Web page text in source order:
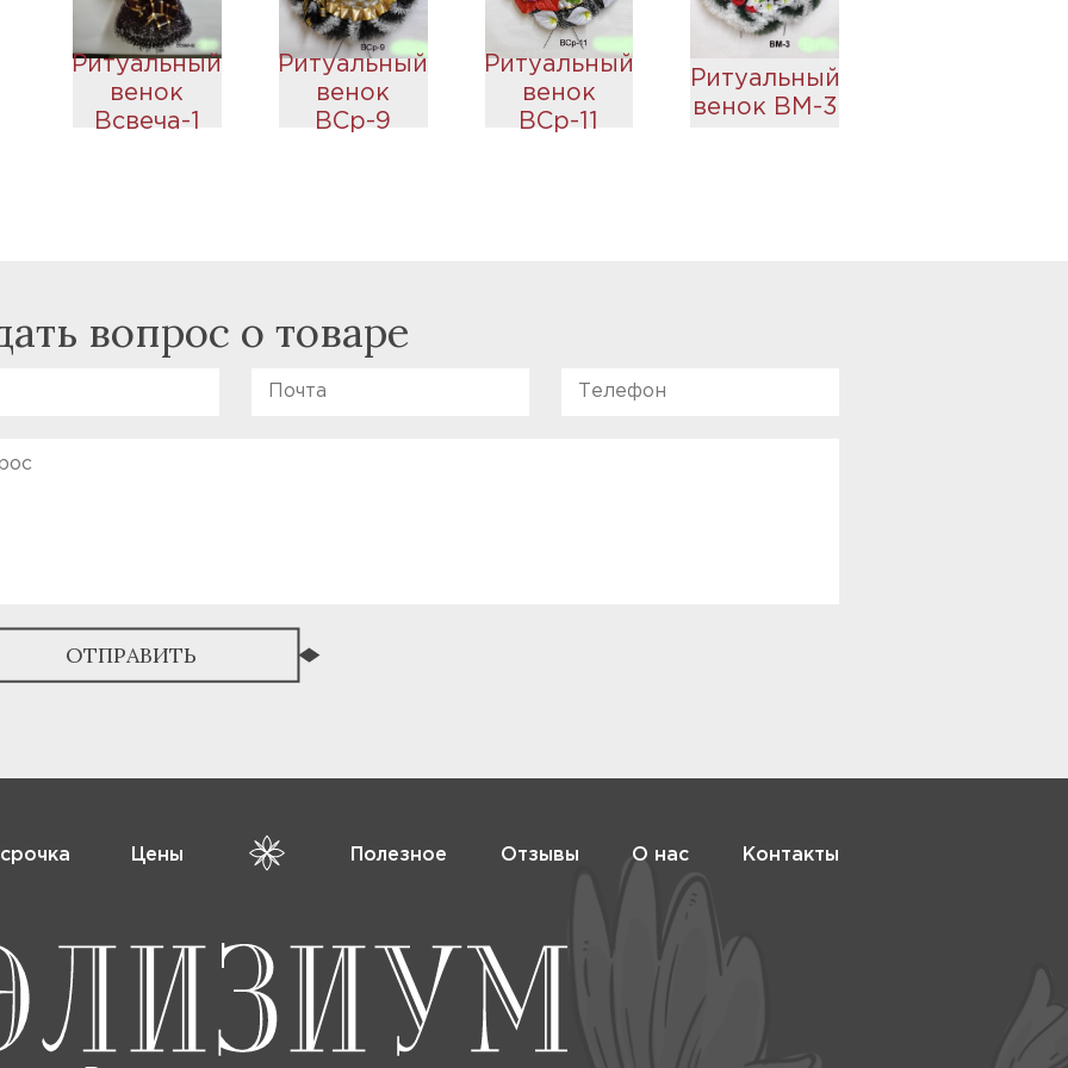
Ритуальный
венок
Всвеча-1
Ритуальный
венок
ВСр-9
Ритуальный
венок
ВСр-11
Ритуальный
венок ВМ-3
вопрос о товаре
ОТПРАВИТЬ
Цены Полезное Отзывы О нас Контакты